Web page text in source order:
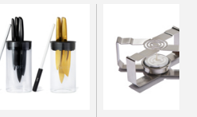
トナーへのプレゼントにもぴ